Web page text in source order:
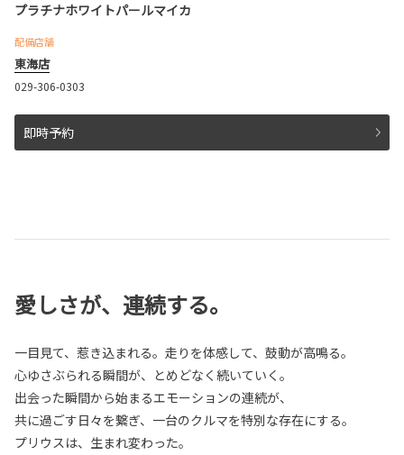
プラチナホワイトパールマイカ
配備店舗
東海店
029-306-0303
即時予約
愛しさが、連続する。
一目見て、惹き込まれる。走りを体感して、鼓動が高鳴る。
心ゆさぶられる瞬間が、とめどなく続いていく。
出会った瞬間から始まるエモーションの連続が、
共に過ごす日々を繋ぎ、一台のクルマを特別な存在にする。
プリウスは、生まれ変わった。